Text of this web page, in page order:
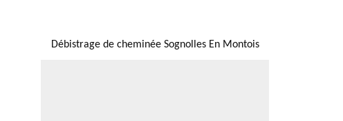
Débistrage de cheminée Sognolles En Montois